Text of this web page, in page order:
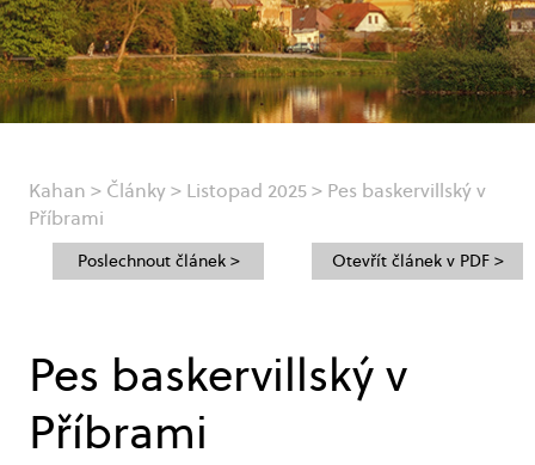
Kahan > Články> Listopad 2025> Pes baskervillský v
Příbrami
Pes baskervillský v
Příbrami
Poslechnout článek > Otevřít článek v PDF >